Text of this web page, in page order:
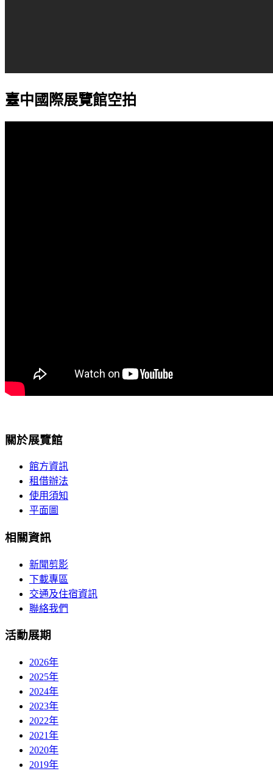
臺中國際展覽館空拍
關於展覽館
館方資訊
租借辦法
使用須知
平面圖
相關資訊
新聞剪影
下載專區
交通及住宿資訊
聯絡我們
活動展期
2026年
2025年
2024年
2023年
2022年
2021年
2020年
2019年